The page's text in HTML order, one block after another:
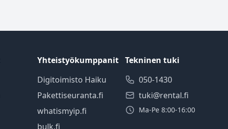
Yhteistyökumppanit
Digitoimisto Haiku
Pakettiseuranta.fi
whatismyip.fi
bulk.fi
Tekninen tuki
050-1430
tuki@rental.fi
Ma-Pe 8:00-16:00